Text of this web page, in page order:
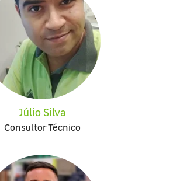
Júlio Silva
Consultor Técnico